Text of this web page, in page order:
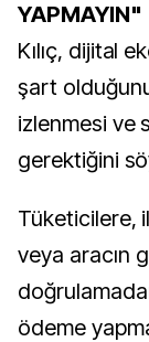
YAPMAYIN"
Kılıç, dijital
şart
izlenmesi ve
gerektiğini
Tüketicilere,
veya aracın
ödeme